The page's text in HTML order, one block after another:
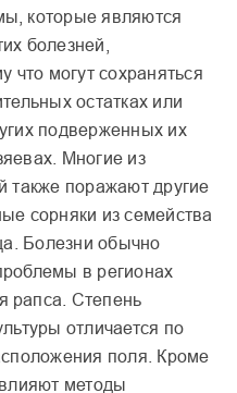
которые являются
болезней,
что могут сохраняться
остатках или
подверженных их
Многие из
также поражают другие
сорняки из семейства
Болезни обычно
в регионах
рапса. Степень
отличается по
поля. Кроме
методы